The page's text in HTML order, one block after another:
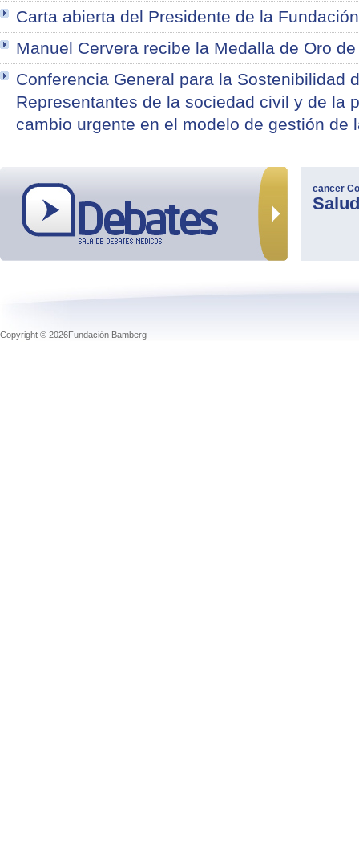
Carta abierta del Presidente de la
Manuel Cervera recibe la Medalla de Oro
Conferencia General para la Sostenibilidad
Representantes de la sociedad civil y de la
cambio urgente en el modelo de gestión de
cancer
Salud
Copyright © 2026Fundación Bamberg